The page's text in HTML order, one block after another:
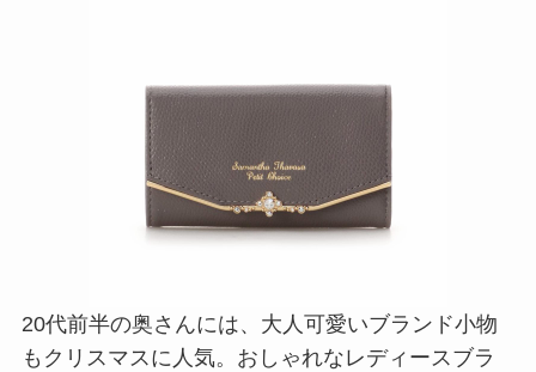
20代前半の奥さんには、大人可愛いブランド小物
もクリスマスに人気。おしゃれなレディースブラ